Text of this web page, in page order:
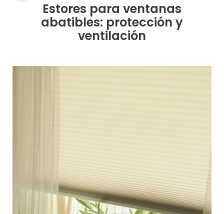
Estores para ventanas
abatibles: protección y
ventilación